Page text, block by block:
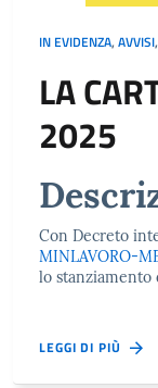
IN EVIDENZA, AVVISI,
LA
2025
Con Decreto
MINLAVORO-
lo
LEGGI DI PIÙ